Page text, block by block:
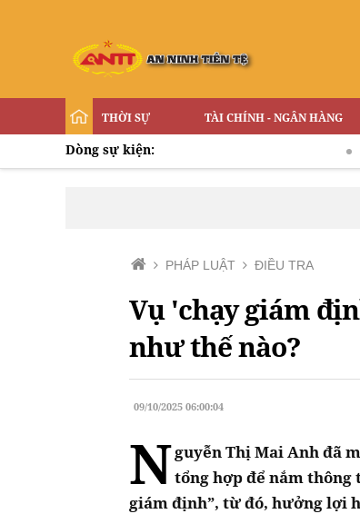
THỜI SỰ TÀI CHÍNH - NGÂN HÀNG
Dòng sự kiện: Thâm
PHÁP LUẬT ĐIỀU TRA
Vụ 'chạy giám
như thế nào?
09/10/2025 06:00:04
Nguyễn Thị Mai Anh đã
tổng hợp để nắm thông
giám định”, từ đó, hưởng lợi